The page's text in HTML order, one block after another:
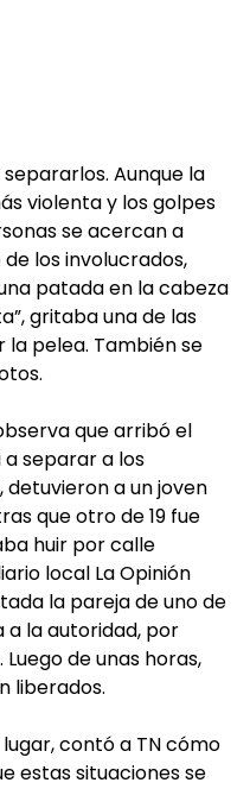
Aunque la
violenta y los golpes
se acercan a
los involucrados,
patada en la cabeza
gritaba una de las
pelea. También se
que arribó el
separar a los
detuvieron a un joven
que otro de 19 fue
huir por calle
local La Opinión
la pareja de uno de
a la autoridad, por
de unas horas,
liberados.
contó a TN cómo
estas situaciones se